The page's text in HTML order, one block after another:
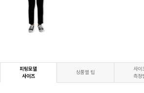
피팅모델
사이즈
상품별 팁
사이
측정